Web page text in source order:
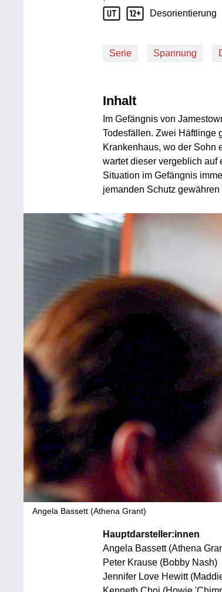
JugendschutzDesorientierung
Serie Spannung
Inhalt
Im Gefängnis von
Todesfällen. Zwei Häftlinge
Krankenhaus, wo der Sohn
wartet dieser vergeblich auf
Situation im Gefängnis
jemanden Schutz gewähren
Angela Bassett (Athena Grant)
Hauptdarsteller:innen
Angela Bassett (Athena
Peter Krause (Bobby Nash)
Jennifer Love Hewitt